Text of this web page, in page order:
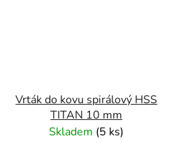
Vrták do kovu spirálový HSS
TITAN 10 mm
Skladem (5 ks)